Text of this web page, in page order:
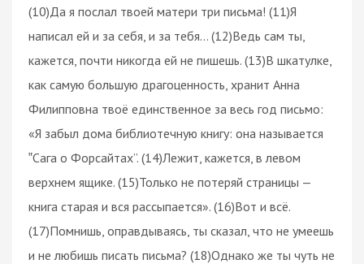
(10)Да я послал твоей матери три письма! (11)Я
написал ей и за себя, и за тебя… (12)Ведь сам ты,
кажется, почти никогда ей не пишешь. (13)В шкатулке,
как самую большую драгоценность, хранит Анна
Филипповна твоё единственное за весь год письмо:
«Я забыл дома библиотечную книгу: она называется
‟Сага о Форсайтах”. (14)Лежит, кажется, в левом
верхнем ящике. (15)Только не потеряй страницы —
книга старая и вся рассыпается». (16)Вот и всё.
(17)Помнишь, оправдываясь, ты сказал, что не умеешь
и не любишь писать письма? (18)Однако же ты чуть не